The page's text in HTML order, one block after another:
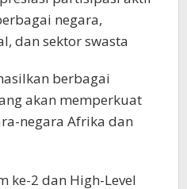
negara,
dan sektor swasta
berbagai
akan memperkuat
negara Afrika dan
ke-2 dan High-Level